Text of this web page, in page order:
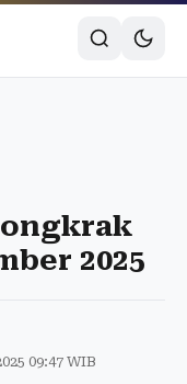
2025
09:47 WIB